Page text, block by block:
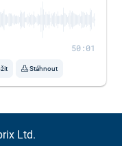
50:01
Stáhnout
Ltd.